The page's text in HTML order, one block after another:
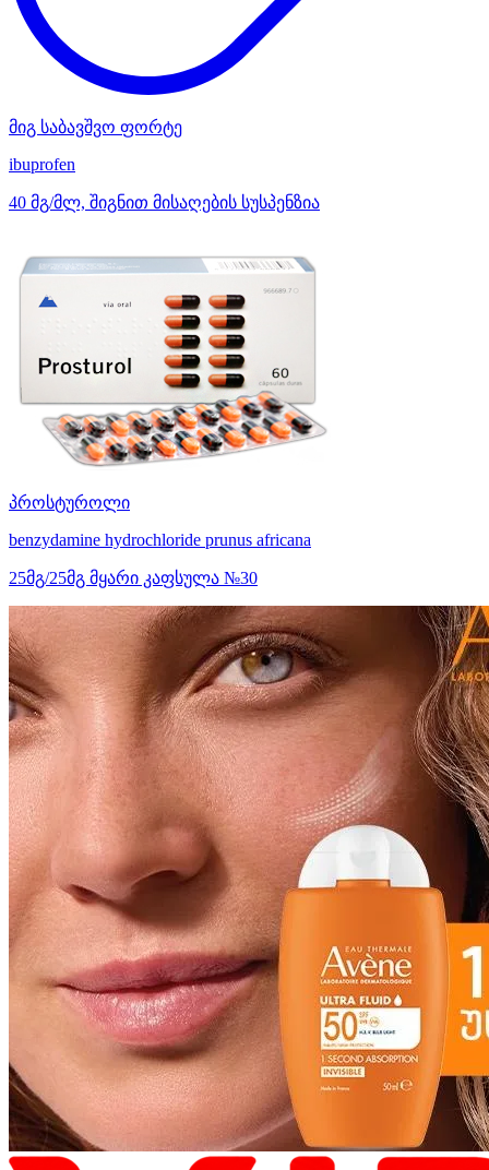
მიგ საბავშვო ფორტე
ibuprofen
40 მგ/მლ, შიგნით მისაღების სუსპენზია
პროსტუროლი
benzydamine hydrochloride prunus africana
25მგ/25მგ მყარი კაფსულა №30